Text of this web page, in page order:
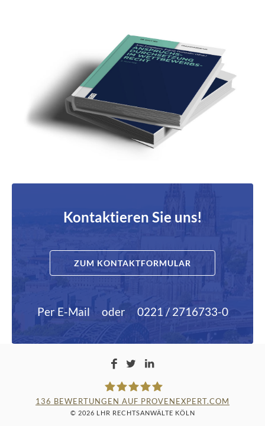
Kontaktieren Sie uns!
ZUM KONTAKTFORMULAR
Per E-Mail oder 0221 / 2716733-0
136 BEWERTUNGEN AUF PROVENEXPERT.COM
© 2026 LHR RECHTSANWÄLTE KÖLN